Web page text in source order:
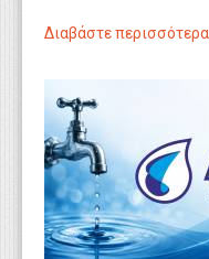
Διαβάστε